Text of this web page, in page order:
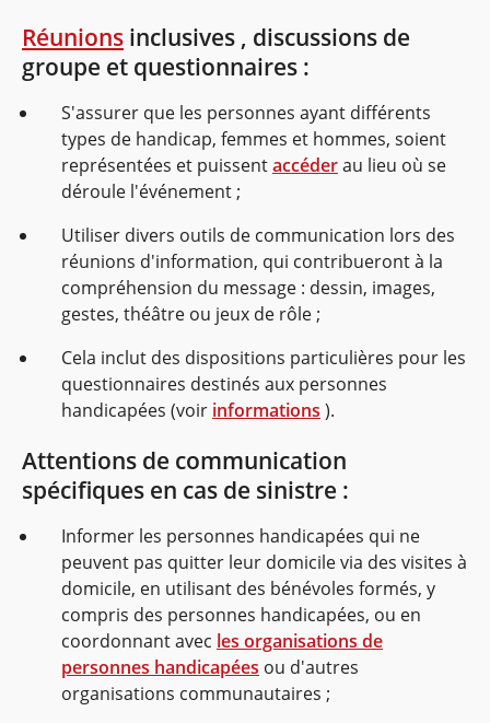
Réunions inclusives , discussions de
groupe et questionnaires :
S'assurer que les personnes ayant différents
types de handicap, femmes et hommes, soient
représentées et puissentaccéderau lieu où se
déroule l'événement ;
Utiliser divers outils de communication lors des
réunions d'information, qui contribueront à la
compréhension du message : dessin, images,
gestes, théâtre ou jeux de rôle ;
Cela inclut des dispositions particulières pour les
questionnaires destinés aux personnes
handicapées (voir informations ).
Attentions de communication
spécifiques en cas de sinistre :
Informer les personnes handicapées qui ne
peuvent pas quitter leur domicile via des visites à
domicile, en utilisant des bénévoles formés, y
compris des personnes handicapées, ou en
coordonnant avec les organisations de
personnes handicapées ou d'autres
organisations communautaires ;